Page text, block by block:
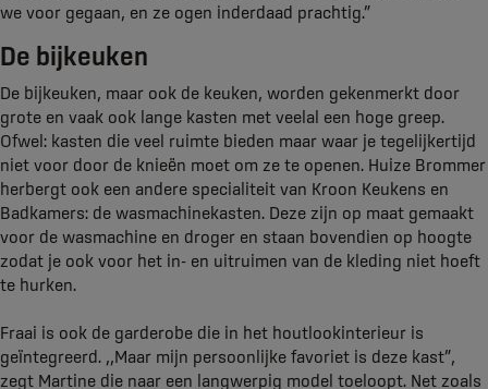
we voor gegaan, en ze ogen inderdaad prachtig.”
De bijkeuken
De bijkeuken, maar ook de keuken, worden gekenmerkt door
grote en vaak ook lange kasten met veelal een hoge greep.
Ofwel: kasten die veel ruimte bieden maar waar je tegelijkertijd
niet voor door de knieën moet om ze te openen. Huize Brommer
herbergt ook een andere specialiteit van Kroon Keukens en
Badkamers: de wasmachinekasten. Deze zijn op maat gemaakt
voor de wasmachine en droger en staan bovendien op hoogte
zodat je ook voor het in- en uitruimen van de kleding niet hoeft
te hurken.
Fraai is ook de garderobe die in het houtlookinterieur is
geïntegreerd. ,,Maar mijn persoonlijke favoriet is deze kast”,
zegt Martine die naar een langwerpig model toeloopt. Net zoals